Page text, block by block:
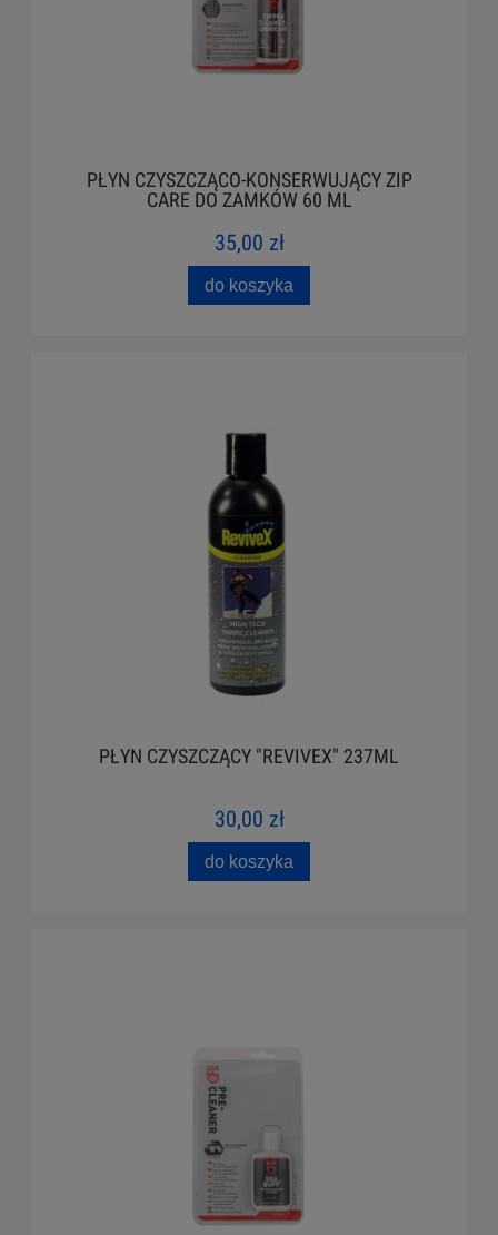
PŁYN CZYSZCZĄCO-KONSERWUJĄCY ZIP
CARE DO ZAMKÓW 60 ML
35,00 zł
do koszyka
PŁYN CZYSZCZĄCY "REVIVEX" 237ML
30,00 zł
do koszyka